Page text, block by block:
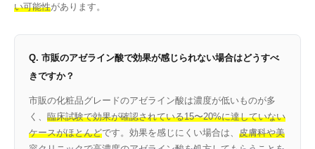
い可能性があります。
Q. 市販のアゼライン酸で効果が感じられない場合はどうすべ
きですか？
市販の化粧品グレードのアゼライン酸は濃度が低いものが多
く、 臨床試験で効果が確認されている15〜20%に達していない
ケースがほとんどです。効果を感じにくい場合は、 皮膚科や美